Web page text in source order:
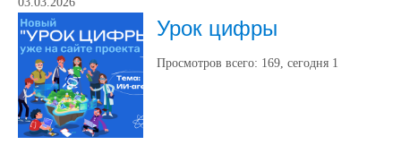
Урок цифры
Просмотров всего: 169, сегодня 1